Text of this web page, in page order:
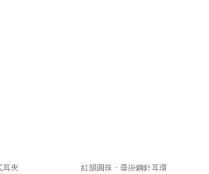
耳夾 紅韻圓珠・垂掛鋼針耳環